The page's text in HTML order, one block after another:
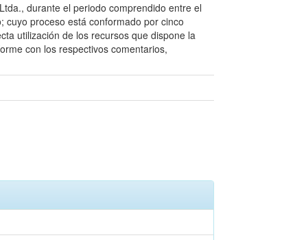
durante el periodo comprendido entre el
proceso está conformado por cinco
utilización de los recursos que dispone la
con los respectivos comentarios,